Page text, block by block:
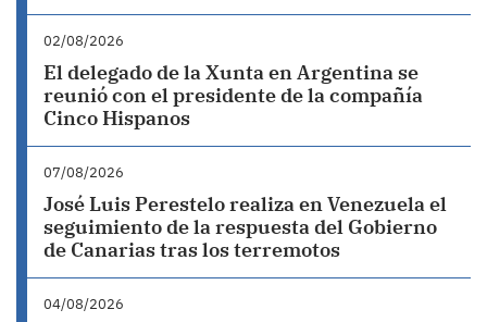
02/08/2026
El delegado de la Xunta en Argentina se
reunió con el presidente de la compañía
Cinco Hispanos
07/08/2026
José Luis Perestelo realiza en Venezuela el
seguimiento de la respuesta del Gobierno
de Canarias tras los terremotos
04/08/2026